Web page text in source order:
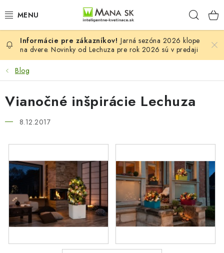
na
VŠETKY MODELY LECHUZA
NOVINKY LECHUZA
STOLOVÉ KVETINÁČE LECHUZA
PREMIUM
COLOR
STONE
PALO
COTTAGE
Jarná sezóna 2026 klope
na dvere. Novinky od Lechuza pre rok 2026 sú v predaji
Blog
Vianočné inšpirácie Lechuza
8.12.2017